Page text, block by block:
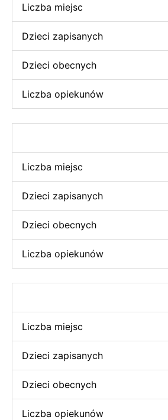
Liczba miejsc
Dzieci zapisanych
Dzieci obecnych
Liczba opiekunów
Liczba miejsc
Dzieci zapisanych
Dzieci obecnych
Liczba opiekunów
Liczba miejsc
Dzieci zapisanych
Dzieci obecnych
Liczba opiekunów